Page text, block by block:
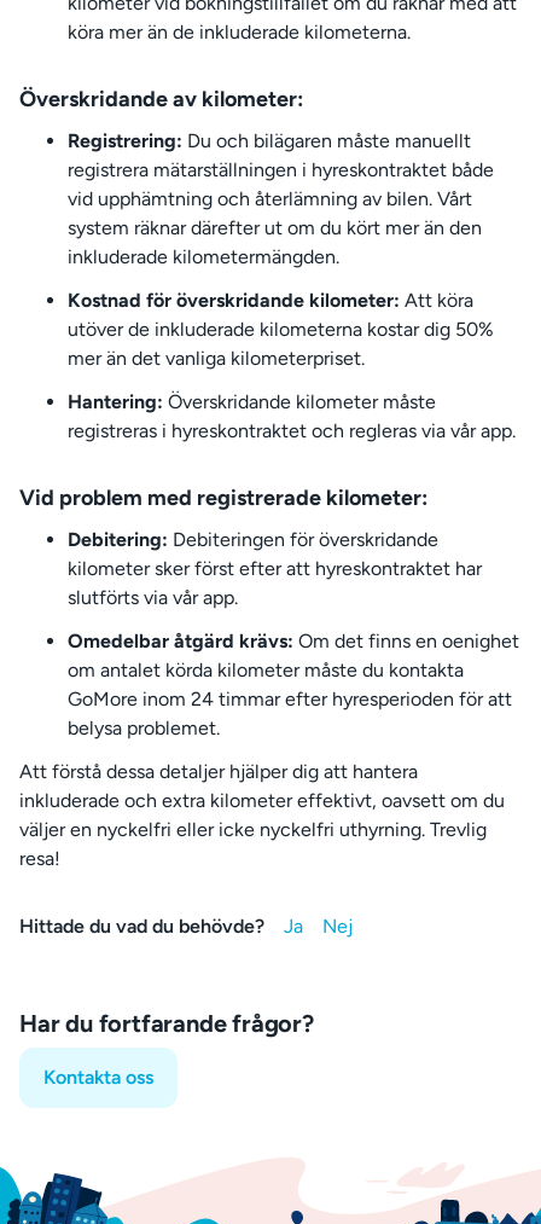
köra mer än de inkluderade kilometerna.
Överskridande av kilometer:
Registrering: Du och bilägaren måste manuellt
registrera mätarställningen i hyreskontraktet både
vid upphämtning och återlämning av bilen. Vårt
system räknar därefter ut om du kört mer än den
inkluderade kilometermängden.
Kostnad för överskridande kilometer: Att köra
utöver de inkluderade kilometerna kostar dig 50%
mer än det vanliga kilometerpriset.
Hantering: Överskridande kilometer måste
registreras i hyreskontraktet och regleras via vår app.
Vid problem med registrerade kilometer:
Debitering: Debiteringen för överskridande
kilometer sker först efter att hyreskontraktet har
slutförts via vår app.
Omedelbar åtgärd krävs: Om det finns en oenighet
om antalet körda kilometer måste du kontakta
GoMore inom 24 timmar efter hyresperioden för att
belysa problemet.
Att förstå dessa detaljer hjälper dig att hantera
inkluderade och extra kilometer effektivt, oavsett om du
väljer en nyckelfri eller icke nyckelfri uthyrning. Trevlig
resa!
Hittade du vad du behövde?
Har du fortfarande frågor?
Kontakta oss